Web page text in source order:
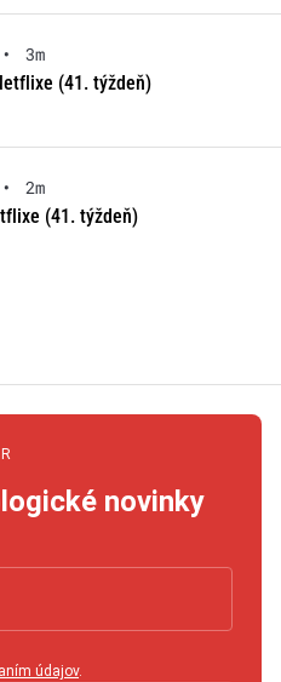
•
3m
(41. týždeň)
•
2m
(41. týždeň)
novinky
údajov.